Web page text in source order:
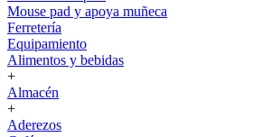
Mouse pad y apoya muñeca
Ferretería
Equipamiento
Alimentos y bebidas
+
Almacén
+
Aderezos